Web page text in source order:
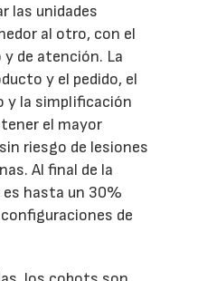
las unidades
al otro, con el
de atención. La
y el pedido, el
y la simplificación
el mayor
riesgo de lesiones
Al final de la
hasta un 30%
de